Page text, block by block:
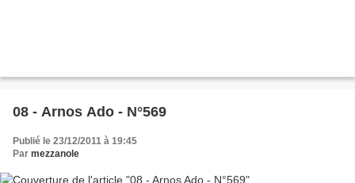
08 - Arnos Ado - N°569
Publié le 23/12/2011 à 19:45
Par mezzanole